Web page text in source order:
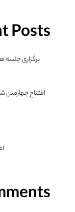
Posts
برگزاری جلسه
افتتاح چهارمین